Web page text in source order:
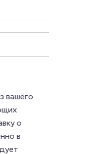
вашего
о
в